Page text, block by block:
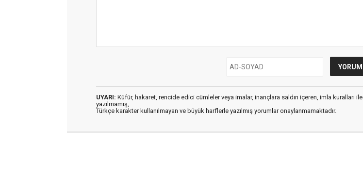
UYARI: Küfür, hakaret, rencide edici cümleler veya imalar, inançlara saldırı içeren, imla kuralları ile
yazılmamış,
Türkçe karakter kullanılmayan ve büyük harflerle yazılmış yorumlar onaylanmamaktadır.